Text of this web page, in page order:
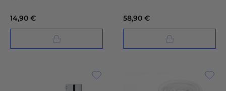
14,90 € 58,90 €